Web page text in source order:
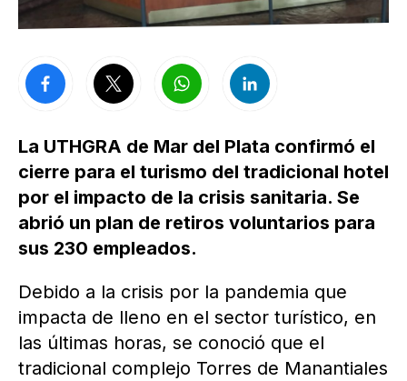
La UTHGRA de Mar del Plata confirmó el
cierre para el turismo del tradicional hotel
por el impacto de la crisis sanitaria. Se
abrió un plan de retiros voluntarios para
sus 230 empleados.
Debido a la crisis por la pandemia que
impacta de lleno en el sector turístico, en
las últimas horas, se conoció que el
tradicional complejo Torres de Manantiales